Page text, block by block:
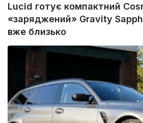
Lucid готує компактний
«заряджений» Gravity
вже близько